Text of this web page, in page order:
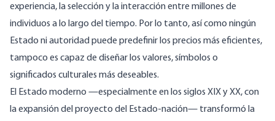
experiencia, la selección y la interacción entre millones de
individuos a lo largo del tiempo. Por lo tanto, así como ningún
Estado ni autoridad puede predefinir los precios más eficientes,
tampoco es capaz de diseñar los valores, símbolos o
significados culturales más deseables.
El Estado moderno —especialmente en los siglos XIX y XX, con
la expansión del proyecto del Estado-nación— transformó la